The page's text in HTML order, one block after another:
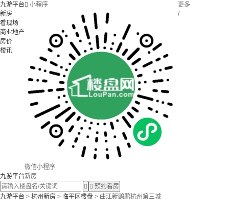
九游平台
新房
看现场
商业地产
房价
楼讯
 小程序
微信小程序
更多
/
九游平台新房
  预约看房
九游平台 > 杭州新房 > 临平区楼盘 > 曲江新鸥鹏杭州第三城